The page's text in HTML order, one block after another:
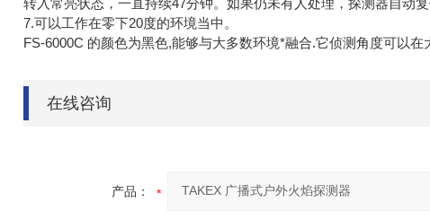
转入常亮状态，一直持续47分钟。如果仍未有人处理，探测器自动
7.可以工作在零下20度的环境当中。
FS-6000C 的颜色为黑色,能够与大多数环境*融合.它侦测角度可以在
在线咨询
产品：